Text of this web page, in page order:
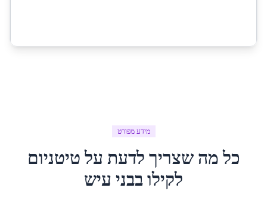
מידע מפורט
כל מה שצריך לדעת עלטיטניום
לקילובבני עיש